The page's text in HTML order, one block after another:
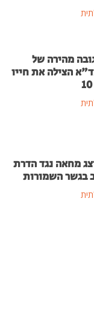
מהירה של
הצילה את חייו
מחאה נגד הדרת
בגשר השמורות